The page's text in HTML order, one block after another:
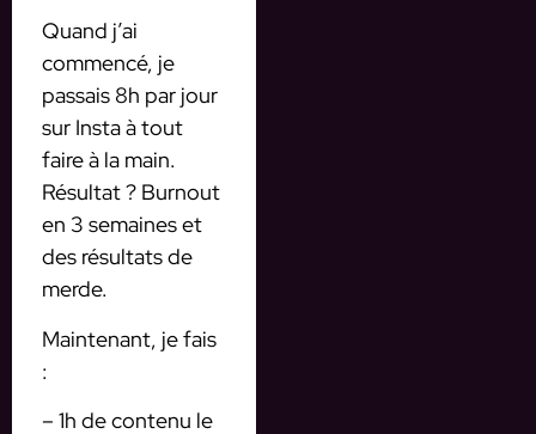
Quand j’ai
commencé, je
passais 8h par jour
sur Insta à tout
faire à la main.
Résultat ? Burnout
en 3 semaines et
des résultats de
merde.
Maintenant, je fais
:
– 1h de contenu le